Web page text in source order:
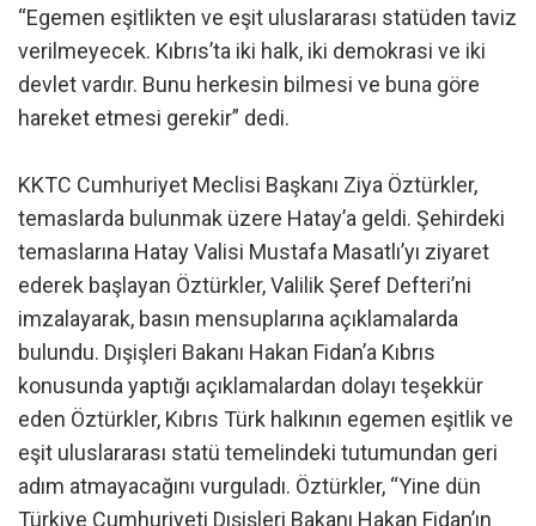
“Egemen eşitlikten ve eşit uluslararası statüden taviz
verilmeyecek. Kıbrıs’ta iki halk, iki demokrasi ve iki
devlet vardır. Bunu herkesin bilmesi ve buna göre
hareket etmesi gerekir” dedi.
KKTC Cumhuriyet Meclisi Başkanı Ziya Öztürkler,
temaslarda bulunmak üzere Hatay’a geldi. Şehirdeki
temaslarına Hatay Valisi Mustafa Masatlı’yı ziyaret
ederek başlayan Öztürkler, Valilik Şeref Defteri’ni
imzalayarak, basın mensuplarına açıklamalarda
bulundu. Dışişleri Bakanı Hakan Fidan’a Kıbrıs
konusunda yaptığı açıklamalardan dolayı teşekkür
eden Öztürkler, Kıbrıs Türk halkının egemen eşitlik ve
eşit uluslararası statü temelindeki tutumundan geri
adım atmayacağını vurguladı. Öztürkler, “Yine dün
Türkiye Cumhuriyeti Dışişleri Bakanı Hakan Fidan’ın